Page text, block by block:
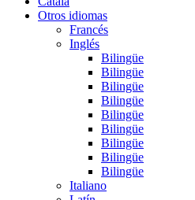
Otros idiomas
Francés
Inglés
Bilingüe
Bilingüe
Bilingüe
Bilingüe
Bilingüe
Bilingüe
Bilingüe
Bilingüe
Bilingüe
Italiano